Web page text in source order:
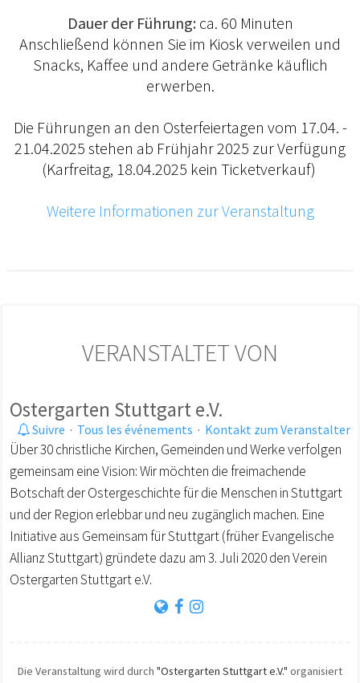
Dauer der Führung:ca. 60 Minuten
Anschließend können Sie im Kiosk verweilen und
Snacks, Kaffee und andere Getränke käuflich
erwerben.
Die Führungen an den Osterfeiertagen vom 17.04. -
21.04.2025 stehen ab Frühjahr 2025 zur Verfügung
(Karfreitag, 18.04.2025 kein Ticketverkauf)
Weitere Informationen zur Veranstaltung
VERANSTALTET VON
Ostergarten Stuttgart e.V.
Suivre · Tous les événements · Kontakt zum Veranstalter
Über 30 christliche Kirchen, Gemeinden und Werke verfolgen
gemeinsam eine Vision: Wir möchten die freimachende
Botschaft der Ostergeschichte für die Menschen in Stuttgart
und der Region erlebbar und neu zugänglich machen. Eine
Initiative aus Gemeinsam für Stuttgart (früher Evangelische
Allianz Stuttgart) gründete dazu am 3. Juli 2020 den Verein
Ostergarten Stuttgart e.V.
Die Veranstaltung wird durch "Ostergarten Stuttgart e.V." organisiert